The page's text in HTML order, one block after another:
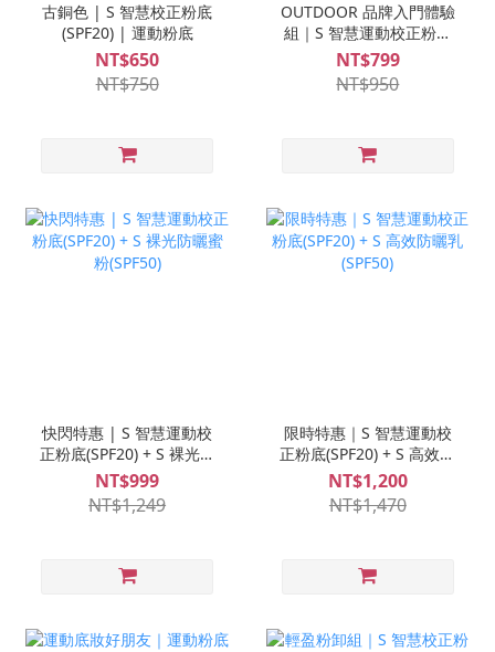
古銅色 | S 智慧校正粉底
(SPF20) | 運動粉底
NT$650
NT$750
OUTDOOR 品牌入門體驗
組｜S 智慧運動校正粉底
*1＋安瓶體驗組*1(安瓶各
*1支)；限購1組
NT$799
NT$950
快閃特惠 | S 智慧運動校
正粉底(SPF20) + S 裸光防
曬蜜粉(SPF50)
NT$999
NT$1,249
限時特惠｜S 智慧運動校
正粉底(SPF20) + S 高效防
曬乳(SPF50)
NT$1,200
NT$1,470